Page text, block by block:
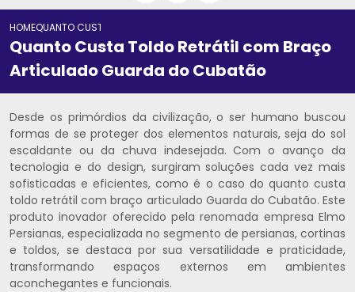
HOMEQUANTO CUSTA TOLDO RETRÁTIL COM BRAÇO ARTICULADO GUARDA
Quanto Custa Toldo Retrátil com Braço
Articulado Guarda do Cubatão
Desde os primórdios da civilização, o ser humano buscou
formas de se proteger dos elementos naturais, seja do sol
escaldante ou da chuva indesejada. Com o avanço da
tecnologia e do design, surgiram soluções cada vez mais
sofisticadas e eficientes, como é o caso do quanto custa
toldo retrátil com braço articulado Guarda do Cubatão. Este
produto inovador oferecido pela renomada empresa Elmo
Persianas, especializada no segmento de persianas, cortinas
e toldos, se destaca por sua versatilidade e praticidade,
transformando espaços externos em ambientes
aconchegantes e funcionais.